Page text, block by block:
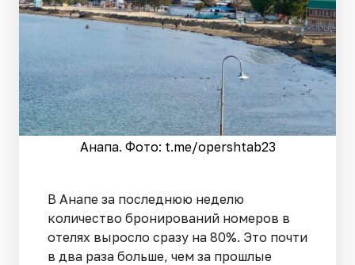
Анапа. Фото: t.me/opershtab23
В Анапе за последнюю неделю
количество бронирований номеров в
отелях выросло сразу на 80%. Это почти
в два раза больше, чем за прошлые